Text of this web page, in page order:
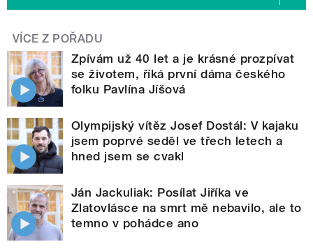
VÍCE Z POŘADU
Zpívám už 40 let a je krásné prozpívat
se životem, říká první dáma českého
folku Pavlína Jíšová
Olympijský vítěz Josef Dostál: V kajaku
jsem poprvé seděl ve třech letech a
hned jsem se cvakl
Ján Jackuliak: Posílat Jiříka ve
Zlatovlásce na smrt mě nebavilo, ale to
temno v pohádce ano